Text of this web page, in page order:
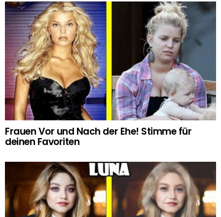
Frauen Vor und Nach der Ehe! Stimme für
deinen Favoriten